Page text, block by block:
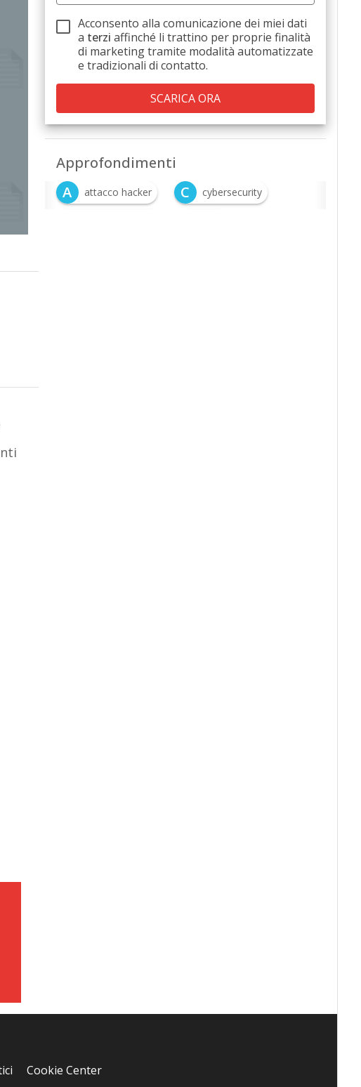
Acconsento alla comunicazione dei miei dati
a terzi affinché li trattino per proprie finalità
di marketing tramite modalità automatizzate
e tradizionali di contatto.
Approfondimenti
A
attacco hacker C cybersecurity
Cookie Center